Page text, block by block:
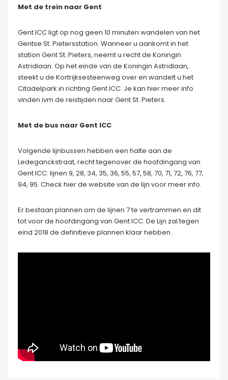
Met de trein naar Gent
Gent ICC ligt op nog geen 10 minuten wandelen van het
Gentse St. Pietersstation. Wanneer u aankomt in het
station Gent St. Pieters, neemt u recht de Koningin
Astridlaan. Op het einde van de Koningin Astridlaan,
steekt u de Kortrijksesteenweg over en wandelt u het
Citadelpark in richting Gent ICC. Je kan hier meer info
vinden ivm de reistijden naar Gent St. Pieters.
Met de bus naar Gent ICC
Volgende lijnbussen hebben een halte aan de
Ledeganckstraat, recht tegenover de hoofdingang van
Gent ICC: lijnen 9, 28, 34, 35, 36, 55, 57, 58, 70, 71, 72, 76, 77,
94, 95. Check hier de website van de lijn voor meer info.
Er bestaan plannen om de lijnen 7 te vertrammen en dit
tot voor de hoofdingang van Gent ICC. De Lijn zal tegen
eind 2018 de definitieve plannen klaar hebben.